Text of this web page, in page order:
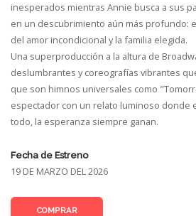
inesperados mientras Annie busca a sus
en un descubrimiento aún más profundo:
del amor incondicional y la familia elegida.
Una superproducción a la altura de
deslumbrantes y coreografías vibrantes
que son himnos universales como
espectador con un relato luminoso donde
todo, la esperanza siempre ganan.
Fecha de Estreno
19 DE MARZO DEL 2026
COMPRAR